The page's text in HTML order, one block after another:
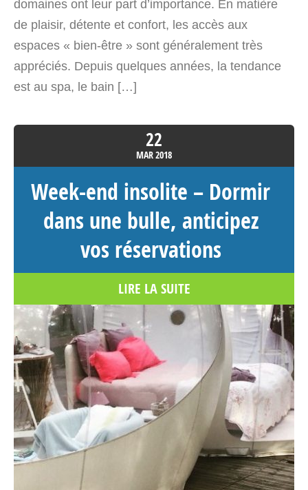
France
Voir sur la carte
Itinéraire
La Bulle Transparente – Bulle
Occitanie
9 rue de l'estantère
Gerde Occitanie>Hautes-Pyrénées
4787.4 km
Itinéraire
Tente Lodge Cassis – Tente et
tente lodge Occitanie
Engravies
Dun Occitanie>Ariège 09600
domaines ont leur part d’importance. En matière
de plaisir, détente et confort, les accès aux
espaces « bien-être » sont généralement très
appréciés. Depuis quelques années, la tendance
est au spa, le bain […]
22
MAR2018
Week-end insolite – Dormir
dans une bulle, anticipez
vos réservations
LIRE LA SUITE